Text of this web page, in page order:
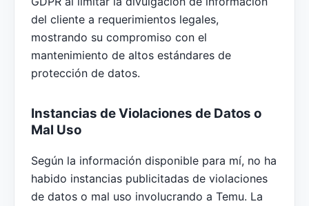
del cliente a requerimientos legales,
mostrando su compromiso con el
mantenimiento de altos estándares de
protección de datos.
Instancias de Violaciones de Datos o
Mal Uso
Según la información disponible para mí, no ha
habido instancias publicitadas de violaciones
de datos o mal uso involucrando a Temu. La